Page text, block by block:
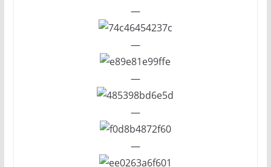
—
—
—
—
—